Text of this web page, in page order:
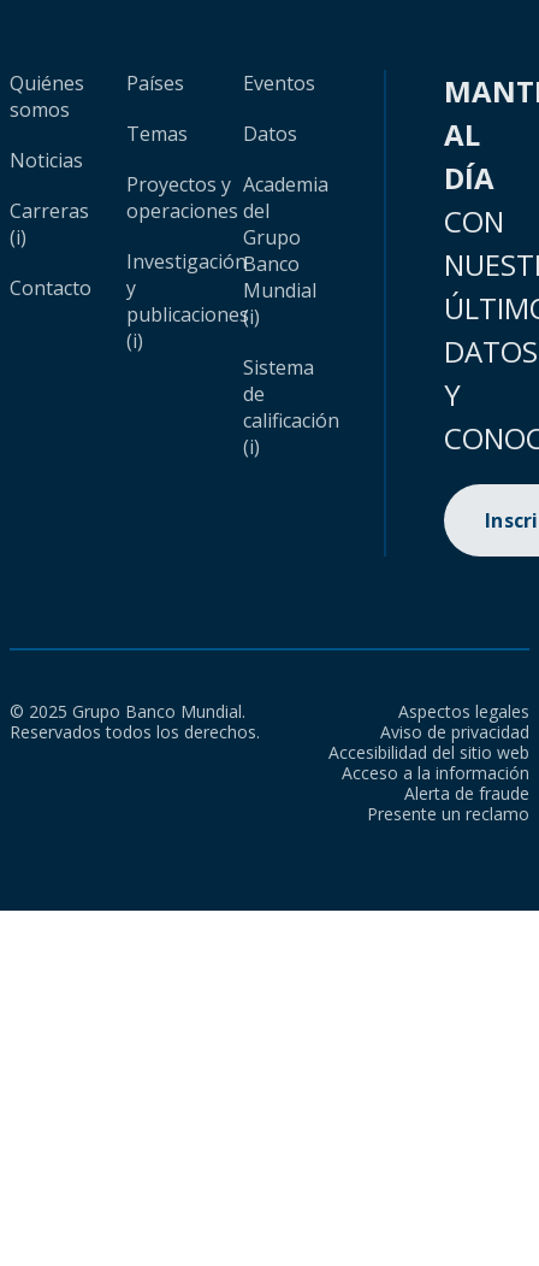
Quiénes
somos
Noticias
Carreras
(i)
Contacto
Países
Temas
Proyectos y
operaciones
Investigación
y
publicaciones
(i)
Eventos
Datos
Academia
del
Grupo
Banco
Mundial
(i)
Sistema
de
calificación
(i)
AL
DÍA
CON
DATOS
Y
© 2025 Grupo Banco Mundial.
Reservados todos los derechos.
Aspectos legales
Aviso de privacidad
Accesibilidad del sitio web
Acceso a la información
Alerta de fraude
Presente un reclamo